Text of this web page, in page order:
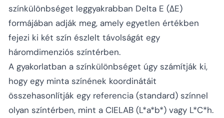
színkülönbséget leggyakrabban Delta E (ΔE)
formájában adják meg, amely egyetlen értékben
fejezi ki két szín észlelt távolságát egy
háromdimenziós színtérben.
A gyakorlatban a színkülönbséget úgy számítják ki,
hogy egy minta színének koordinátáit
összehasonlítják egy referencia (standard) színnel
olyan színtérben, mint a CIELAB (L*a*b*) vagy L*C*h.